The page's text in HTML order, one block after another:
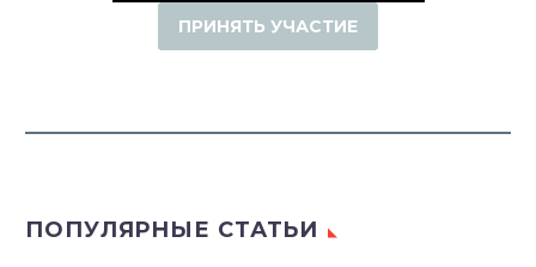
ПРИНЯТЬ УЧАСТИЕ
ПОПУЛЯРНЫЕ СТАТЬИ